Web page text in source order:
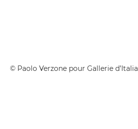
© Paolo Verzone pour Gallerie d’Italia